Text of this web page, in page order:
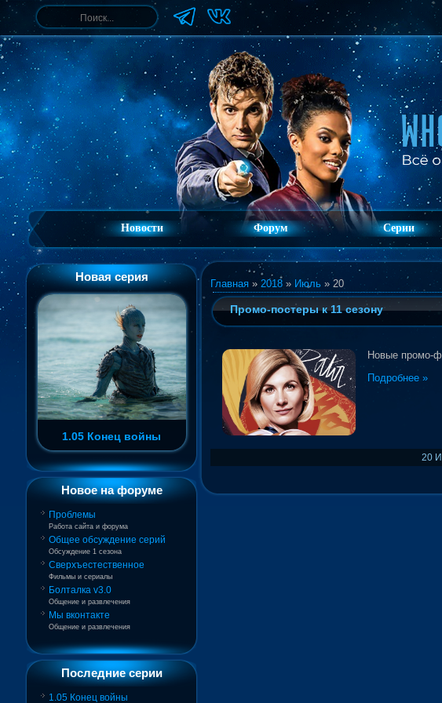
Новости Форум Серии
Новая серия
1.05 Конец войны
Новое на форуме
Проблемы
Работа сайта и форума
Общее обсуждение серий
Обсуждение 1 сезона
Сверхъестественное
Фильмы и сериалы
Болталка v3.0
Общение и развлечения
Мы вконтакте
Общение и развлечения
Последние серии
1.05 Конец войны
Главная » 2018 » Июль » 20
Промо-постеры к 11 сезону
Новые промо-
Подробнее »
20